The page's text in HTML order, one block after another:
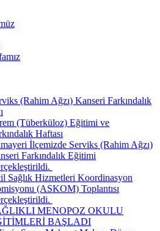
(Rahim Ağzı) Kanseri Farkındalık
(Tüberküloz) Eğitimi ve
Haftası
İlçemizde Serviks (Rahim Ağzı)
Farkındalık Eğitimi
Sağlık Hizmetleri Koordinasyon
(ASKOM) Toplantısı
MENOPOZ OKULU
BAŞLADI